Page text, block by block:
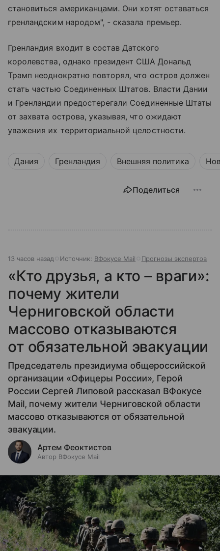
становиться американцами. Они хотят оставаться
гренландским народом", - сказала премьер.
Гренландия входит в состав Датского
королевства, однако президент США Дональд
Трамп неоднократно повторял, что остров должен
стать частью Соединенных Штатов. Власти Дании
и Гренландии предостерегали Соединенные Штаты
от захвата острова, указывая, что ожидают
уважения их территориальной целостности.
Дания Гренландия Внешняя политика
Поделиться
13 часов назад Источник: ВФокусе Mail Прогнозы экспертов
«Кто друзья, а кто – враги»:
почему жители
Черниговской области
массово отказываются
от обязательной эвакуации
Председатель президиума общероссийской
организации «Офицеры России», Герой
России Сергей Липовой рассказал ВФокусе
Mail, почему жители Черниговской области
массово отказываются от обязательной
эвакуации.
Артем Феоктистов
Автор ВФокусе Mail